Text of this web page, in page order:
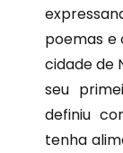
poemas e
cidade de
seu
definiu
tenha